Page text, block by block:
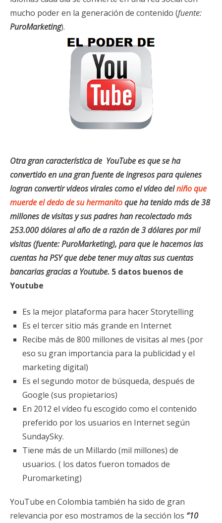
mucho poder en la generación de contenido (fuente:
PuroMarketing).
Otra gran característica de YouTube es que se ha
convertido en una gran fuente de ingresos para quienes
logran convertir videos virales como el vídeo delniño que
muerde el dedo de su hermanitoque ha tenido más de 38
millones de visitas y sus padres han recolectado más
253.000 dólares al año de a razón de 3 dólares por mil
visitas (fuente: PuroMarketing), para que le hacemos las
cuentas ha PSY que debe tener muy altas sus cuentas
bancarias gracias a Youtube. 5 datos buenos de
Youtube
Es la mejor plataforma para hacer Storytelling
Es el tercer sitio más grande en Internet
Recibe más de 800 millones de visitas al mes (por
eso su gran importancia para la publicidad y el
marketing digital)
Es el segundo motor de búsqueda, después de
Google (sus propietarios)
En 2012 el vídeo fu escogido como el contenido
preferido por los usuarios en Internet según
SundaySky.
Tiene más de un Millardo (mil millones) de
usuarios. ( los datos fueron tomados de
Puromarketing)
YouTube en Colombia también ha sido de gran
relevancia por eso mostramos de la sección los “10